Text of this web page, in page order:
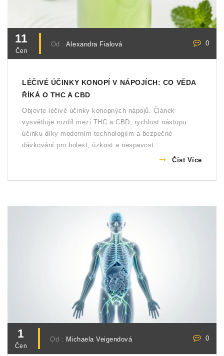
11
Čen
Od :Alexandra Fialová 0
LÉČIVÉ ÚČINKY KONOPÍ V NÁPOJÍCH: CO VĚDA
ŘÍKÁ O THC A CBD
Objevte léčivé účinky konopných nápojů. Článek
vysvětluje rozdíl mezi THC a CBD, rychlost nástupu
účinku díky moderním technologiím a bezpečné
dávkování pro bolest, úzkost a nespavost.
Číst Více
1
Čen
Od : Michaela Veigendová 0